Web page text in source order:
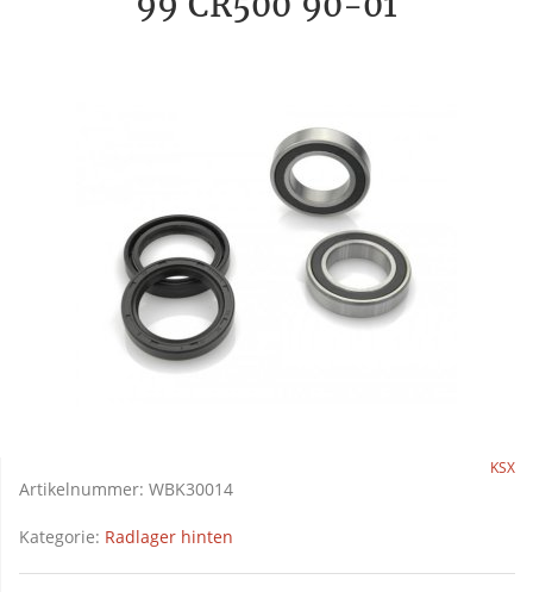
KSX
Artikelnummer: WBK30014
Kategorie: Radlager hinten